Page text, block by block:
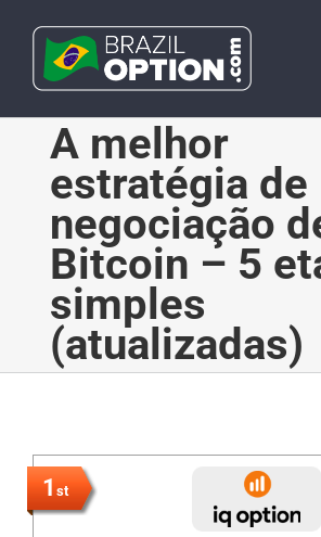
content
A melhor
estratégia de
negociação
Bitcoin – 5
simples
(atualizadas)
1st